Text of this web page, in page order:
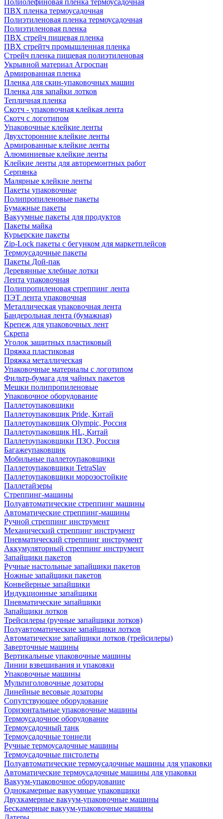
Полиолефиновая пленка термоусадочная
ПВХ пленка термоусадочная
Полиэтиленовая пленка термоусадочная
Полиэтиленовая пленка
ПВХ стрейч пищевая пленка
ПВХ стрейтч промышленная пленка
Стрейч пленка пищевая полиэтиленовая
Укрывной материал Агроспан
Армированная пленка
Пленка для скин-упаковочных машин
Пленка для запайки лотков
Тепличная пленка
Скотч - упаковочная клейкая лента
Скотч с логотипом
Упаковочные клейкие ленты
Двухсторонние клейкие ленты
Армированные клейкие ленты
Алюминиевые клейкие ленты
Клейкие ленты для авторемонтных работ
Серпянка
Малярные клейкие ленты
Пакеты упаковочные
Полипропиленовые пакеты
Бумажные пакеты
Вакуумные пакеты для продуктов
Пакеты майка
Курьерские пакеты
Zip-Lock пакеты с бегунком для маркетплейсов
Термоусадочные пакеты
Пакеты Дой-пак
Деревянные хлебные лотки
Лента упаковочная
Полипропиленовая стреппинг лента
ПЭТ лента упаковочная
Металлическая упаковочная лента
Бандерольная лента (бумажная)
Крепеж для упаковочных лент
Скрепа
Уголок защитных пластиковый
Пряжка пластиковая
Пряжка металлическая
Упаковочные материалы с логотипом
Фильтр-бумага для чайных пакетов
Мешки полипропиленовые
Упаковочное оборудование
Паллетоупаковщики
Паллетоупаковщик Pride, Китай
Паллетоупаковщик Olympic, Россия
Паллетоупаковщик HL, Китай
Паллетоупаковщики ПЗО, Россия
Багажеупаковщик
Мобильные паллетоупаковщики
Паллетоупаковщики TetraSlav
Паллетоупаковщики морозостойкие
Паллетайзеры
Стреппинг-машины
Полуавтоматические стреппинг машины
Автоматические стреппинг-машины
Ручной стреппинг инструмент
Механический стреппинг инструмент
Пневматический стреппинг инструмент
Аккумуляторный стреппинг инструмент
Запайщики пакетов
Ручные настольные запайщики пакетов
Ножные запайщики пакетов
Конвейерные запайщики
Индукционные запайщики
Пневматические запайщики
Запайщики лотков
Трейсилеры (ручные запайщики лотков)
Полуавтоматические запайщики лотков
Автоматические запайщики лотков (трейсилеры)
Заверточные машины
Вертикальные упаковочные машины
Линии взвешивания и упаковки
Упаковочные машины
Мультиголовочные дозаторы
Линейные весовые дозаторы
Сопутствующее оборудование
Горизонтальные упаковочные машины
Термоусадочное оборудование
Термоусадочный танк
Термоусадочные тоннели
Ручные термоусадочные машины
Термоусадочные пистолеты
Полуавтоматические термоусадочные машины для упаковки
Автоматические термоусадочные машины для упаковки
Вакуум-упаковочное оборудование
Однокамерные вакуумные упаковщики
Двухкамерные вакуум-упаковочные машины
Бескамерные вакуум-упаковочные машины
Датеры